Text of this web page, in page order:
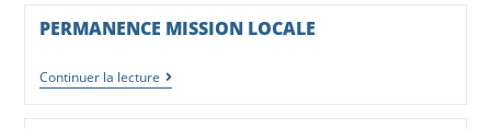
PERMANENCE MISSION LOCALE
Continuer la lecture